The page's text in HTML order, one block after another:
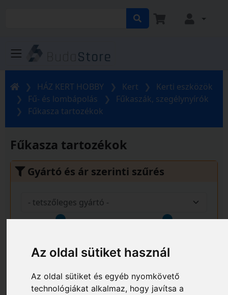
Az oldal sütiket használ
Az oldal sütiket és egyéb nyomkövető
technológiákat alkalmaz, hogy javítsa a
HÁZ KERT HOBBY Kert
Kerti eszközök
Fű- és lombápolás
Fűkaszák, szegélynyírók
Fűkasza tartozékok
Fűkasza tartozékok
Gyártó és ár szerinti szűrés